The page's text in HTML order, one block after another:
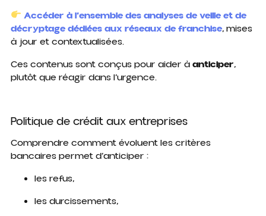
Accéder à l’ensemble des analyses de veille et de
décryptage dédiées aux réseaux de franchise, mises
à jour et contextualisées.
Ces contenus sont conçus pour aider àanticiper,
plutôt que réagir dans l’urgence.
Politique de crédit aux entreprises
Comprendre comment évoluent les critères
bancaires permet d’anticiper :
les refus,
les durcissements,